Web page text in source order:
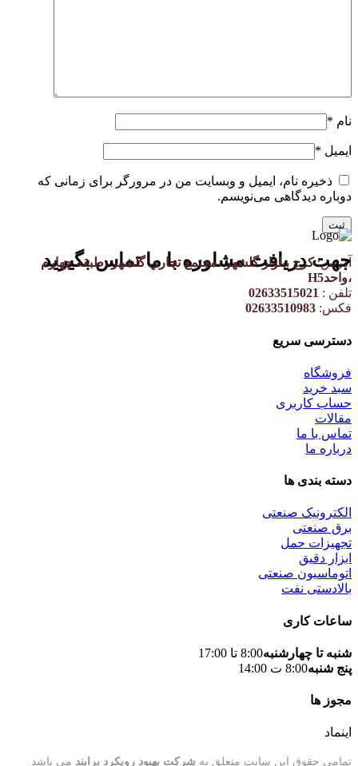
نام *
ایمیل *
ذخیره نام، ایمیل و وبسایت من در مرورگر برای زمانی که
دوباره دیدگاهی می‌نویسم.
جهت دریافت مشاوره با ما تماس بگیرید
آدرس:کرج ،بلوار گلشهر ،مجتمع تجاري گلشهر ،طبقه چهارم
،واحدH5
تلفن : 02633515021
فکس: 02633510983
دسترسی سریع
فروشگاه
سبد خرید
حساب کاربری
مقالات
تماس با ما
درباره ما
دسته بندی ها
الکترونیک صنعتی
برق صنعتی
تجهیزات حمل
ابزار دقیق
اتوماسیون صنعتی
بالادستی نفت
ساعات کاری
شنبه تا چهارشنبه8:00 تا 17:00
پنج شنبه8:00 ت 14:00
مجوز ها
اینماد
تمامی حقوق این سایت متعلق به شرکت بهبود رویکرد برایند می باشد.